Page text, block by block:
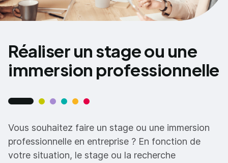
Réaliser un stage ou une
immersion professionnelle
Vous souhaitez faire un stage ou une immersion
professionnelle en entreprise ? En fonction de
votre situation, le stage ou la recherche